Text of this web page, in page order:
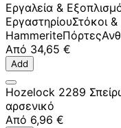
Εργαλεία &
ΕργαστηρίουΣτόκοι
HammeriteΠόρτες
Από 34,65 €
Add
Hozelock 2289
αρσενικό
Από 6,96 €